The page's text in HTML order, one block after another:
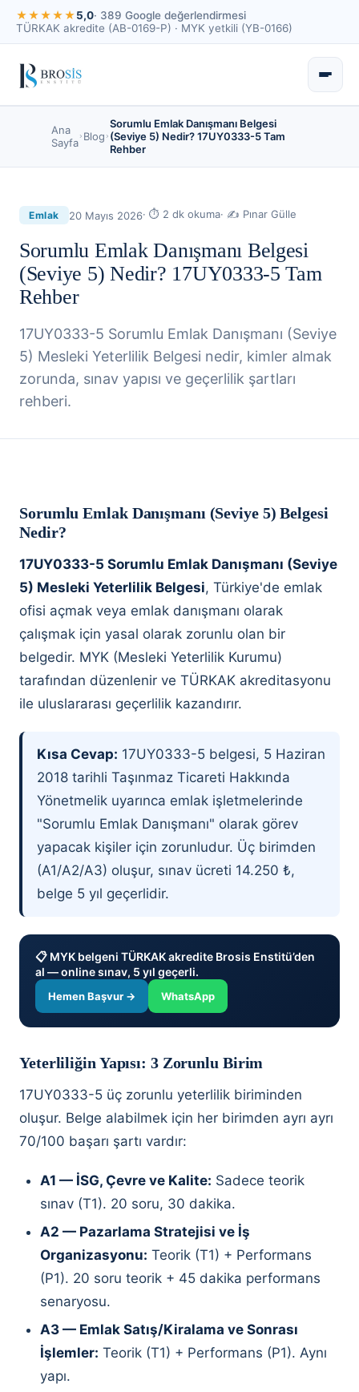
★★★★★5,0· 389 Google değerlendirmesi
TÜRKAK akredite (AB-0169-P) · MYK yetkili (YB-0166)
Ana
Sayfa Blog
Sorumlu Emlak Danışmanı Belgesi
(Seviye 5) Nedir? 17UY0333-5 Tam
Rehber
Emlak 20 Mayıs 2026· ⏱ 2 dk okuma· ✍ Pınar Gülle
Sorumlu Emlak Danışmanı Belgesi
(Seviye 5) Nedir? 17UY0333-5 Tam
Rehber
17UY0333-5 Sorumlu Emlak Danışmanı (Seviye
5) Mesleki Yeterlilik Belgesi nedir, kimler almak
zorunda, sınav yapısı ve geçerlilik şartları
rehberi.
Sorumlu Emlak Danışmanı (Seviye 5) Belgesi
Nedir?
17UY0333-5 Sorumlu Emlak Danışmanı (Seviye
5) Mesleki Yeterlilik Belgesi, Türkiye'de emlak
ofisi açmak veya emlak danışmanı olarak
çalışmak için yasal olarak zorunlu olan bir
belgedir. MYK (Mesleki Yeterlilik Kurumu)
tarafından düzenlenir ve TÜRKAK akreditasyonu
ile uluslararası geçerlilik kazandırır.
Kısa Cevap: 17UY0333-5 belgesi, 5 Haziran
2018 tarihli Taşınmaz Ticareti Hakkında
Yönetmelik uyarınca emlak işletmelerinde
"Sorumlu Emlak Danışmanı" olarak görev
yapacak kişiler için zorunludur. Üç birimden
(A1/A2/A3) oluşur, sınav ücreti 14.250 ₺,
belge 5 yıl geçerlidir.
📋 MYK belgeni TÜRKAK akredite Brosis Enstitü’den
al — online sınav, 5 yıl geçerli.
Hemen Başvur → WhatsApp
Yeterliliğin Yapısı: 3 Zorunlu Birim
17UY0333-5 üç zorunlu yeterlilik biriminden
oluşur. Belge alabilmek için her birimden ayrı ayrı
70/100 başarı şartı vardır:
A1 — İSG, Çevre ve Kalite: Sadece teorik
sınav (T1). 20 soru, 30 dakika.
A2 — Pazarlama Stratejisi ve İş
Organizasyonu: Teorik (T1) + Performans
(P1). 20 soru teorik + 45 dakika performans
senaryosu.
A3 — Emlak Satış/Kiralama ve Sonrası
İşlemler: Teorik (T1) + Performans (P1). Aynı
yapı.